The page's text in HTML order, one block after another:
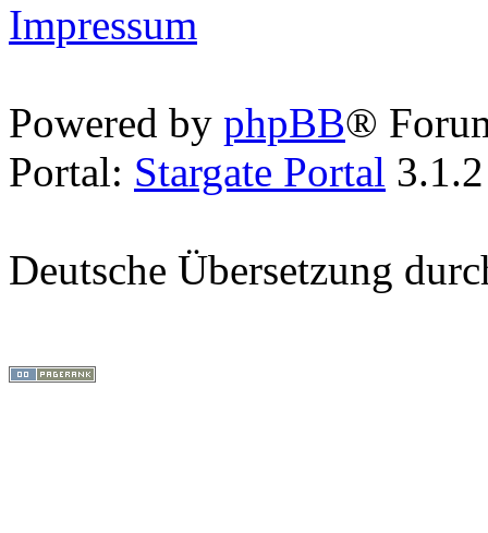
Impressum
Powered by phpBB®
Portal: Stargate Portal
Deutsche Übersetzung